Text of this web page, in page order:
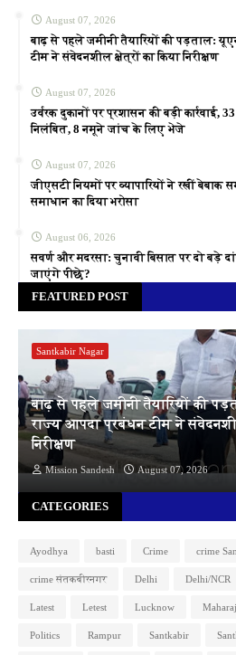
August 07, 2026
बाढ़ से पहले जमीनी तैयारियों की पड़ताल:
टीम ने संवेदनशील क्षेत्रों का किया निरीक्षण
August 07, 2026
उर्वरक दुकानों पर प्रशासन की बड़ी कार्रवाई,
निलंबित, 8 नमूने जांच के लिए भेजे
August 07, 2026
जीएसटी नियमों पर व्यापारियों ने रखीं बेबाक
समाधान का दिया भरोसा
August 06, 2026
सवर्ण और मदरसा: चुनावी बिसात पर दो बड़े
जाएंगे पीछे?
FEATURED POST
Santkabir Nagar
बाढ़ से पहले जमीनी तैयारियों की
राज्य आपदा प्रबंधन टीम ने
निरीक्षण
Mission Sandesh August 07, 2026
CATEGORIES
Ayodhya basti Crime crime
crime संतकबीरनगर Delhi Delhi/NCR
Latest Letest Lucknow
Politics Rampur Santkabir